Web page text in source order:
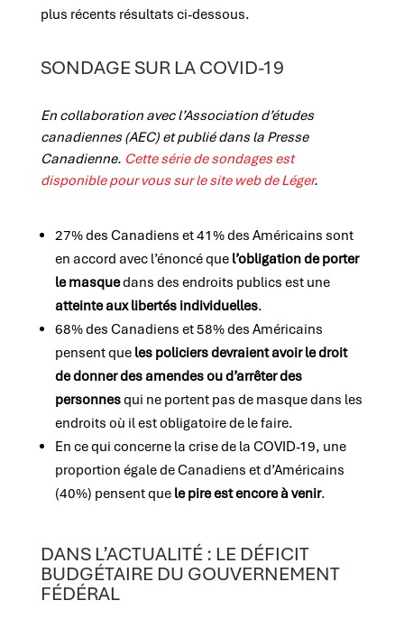
plus récents résultats ci-dessous.
SONDAGE SUR LA COVID-19
En collaboration avec l’Association d’études
canadiennes (AEC) et publié dans la Presse
Canadienne. Cette série de sondages est
disponible pour vous sur le site web de Léger.
27% des Canadiens et 41% des Américains sont
en accord avec l’énoncé que l’obligation de porter
le masquedans des endroits publics est une
atteinte aux libertés individuelles.
68% des Canadiens et 58% des Américains
pensent que les policiers devraient avoir le droit
de donner des amendes ou d’arrêter des
personnesqui ne portent pas de masque dans les
endroits où il est obligatoire de le faire.
En ce qui concerne la crise de la COVID-19, une
proportion égale de Canadiens et d’Américains
(40%) pensent que le pire est encore à venir.
DANS L’ACTUALITÉ : LE DÉFICIT
BUDGÉTAIRE DU GOUVERNEMENT
FÉDÉRAL